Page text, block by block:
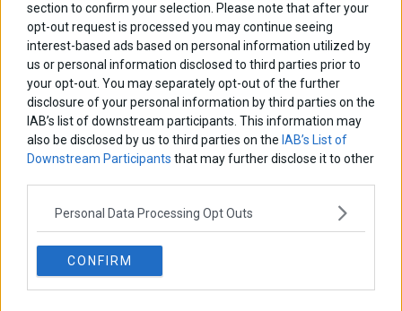
section to confirm your selection. Please note that after your
opt-out request is processed you may continue seeing
interest-based ads based on personal information utilized by
us or personal information disclosed to third parties prior to
your opt-out. You may separately opt-out of the further
disclosure of your personal information by third parties on the
IAB’s list of downstream participants. This information may
also be disclosed by us to third parties on the IAB’s List of
Downstream Participants that may further disclose it to other
Personal Data Processing Opt Outs
CONFIRM
marketnews Team
ΑΦΗΣΕ ΕΝΑ ΣΧΟΛΙΟ